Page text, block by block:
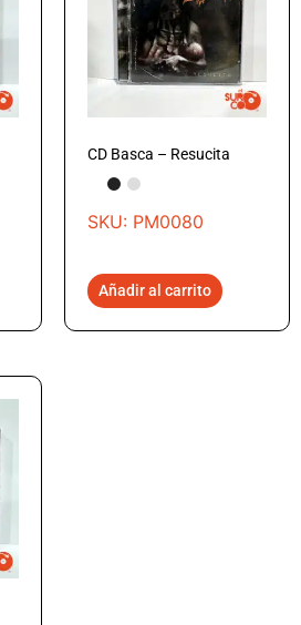
CD Basca – Resucita
SKU: PM0080
Añadir al carrito